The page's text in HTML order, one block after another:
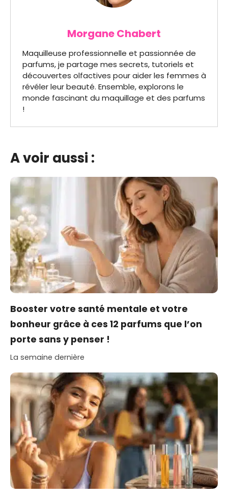
Morgane Chabert
Maquilleuse professionnelle et passionnée de
parfums, je partage mes secrets, tutoriels et
découvertes olfactives pour aider les femmes à
révéler leur beauté. Ensemble, explorons le
monde fascinant du maquillage et des parfums
!
A voir aussi :
Booster votre santé mentale et votre
bonheur grâce à ces 12 parfums que l’on
porte sans y penser !
La semaine dernière